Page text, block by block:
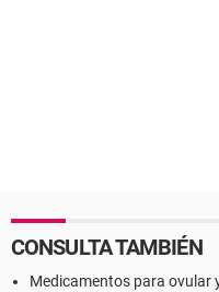
CONSULTA TAMBIÉN
Medicamentos para ovular